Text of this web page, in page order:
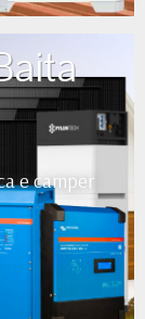
e camper